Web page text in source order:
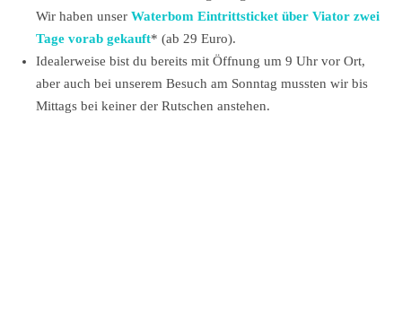
Wir haben unser Waterbom Eintrittsticket über Viator zwei
Tage vorab gekauft* (ab 29 Euro).
Idealerweise bist du bereits mit Öffnung um 9 Uhr vor Ort,
aber auch bei unserem Besuch am Sonntag mussten wir bis
Mittags bei keiner der Rutschen anstehen.